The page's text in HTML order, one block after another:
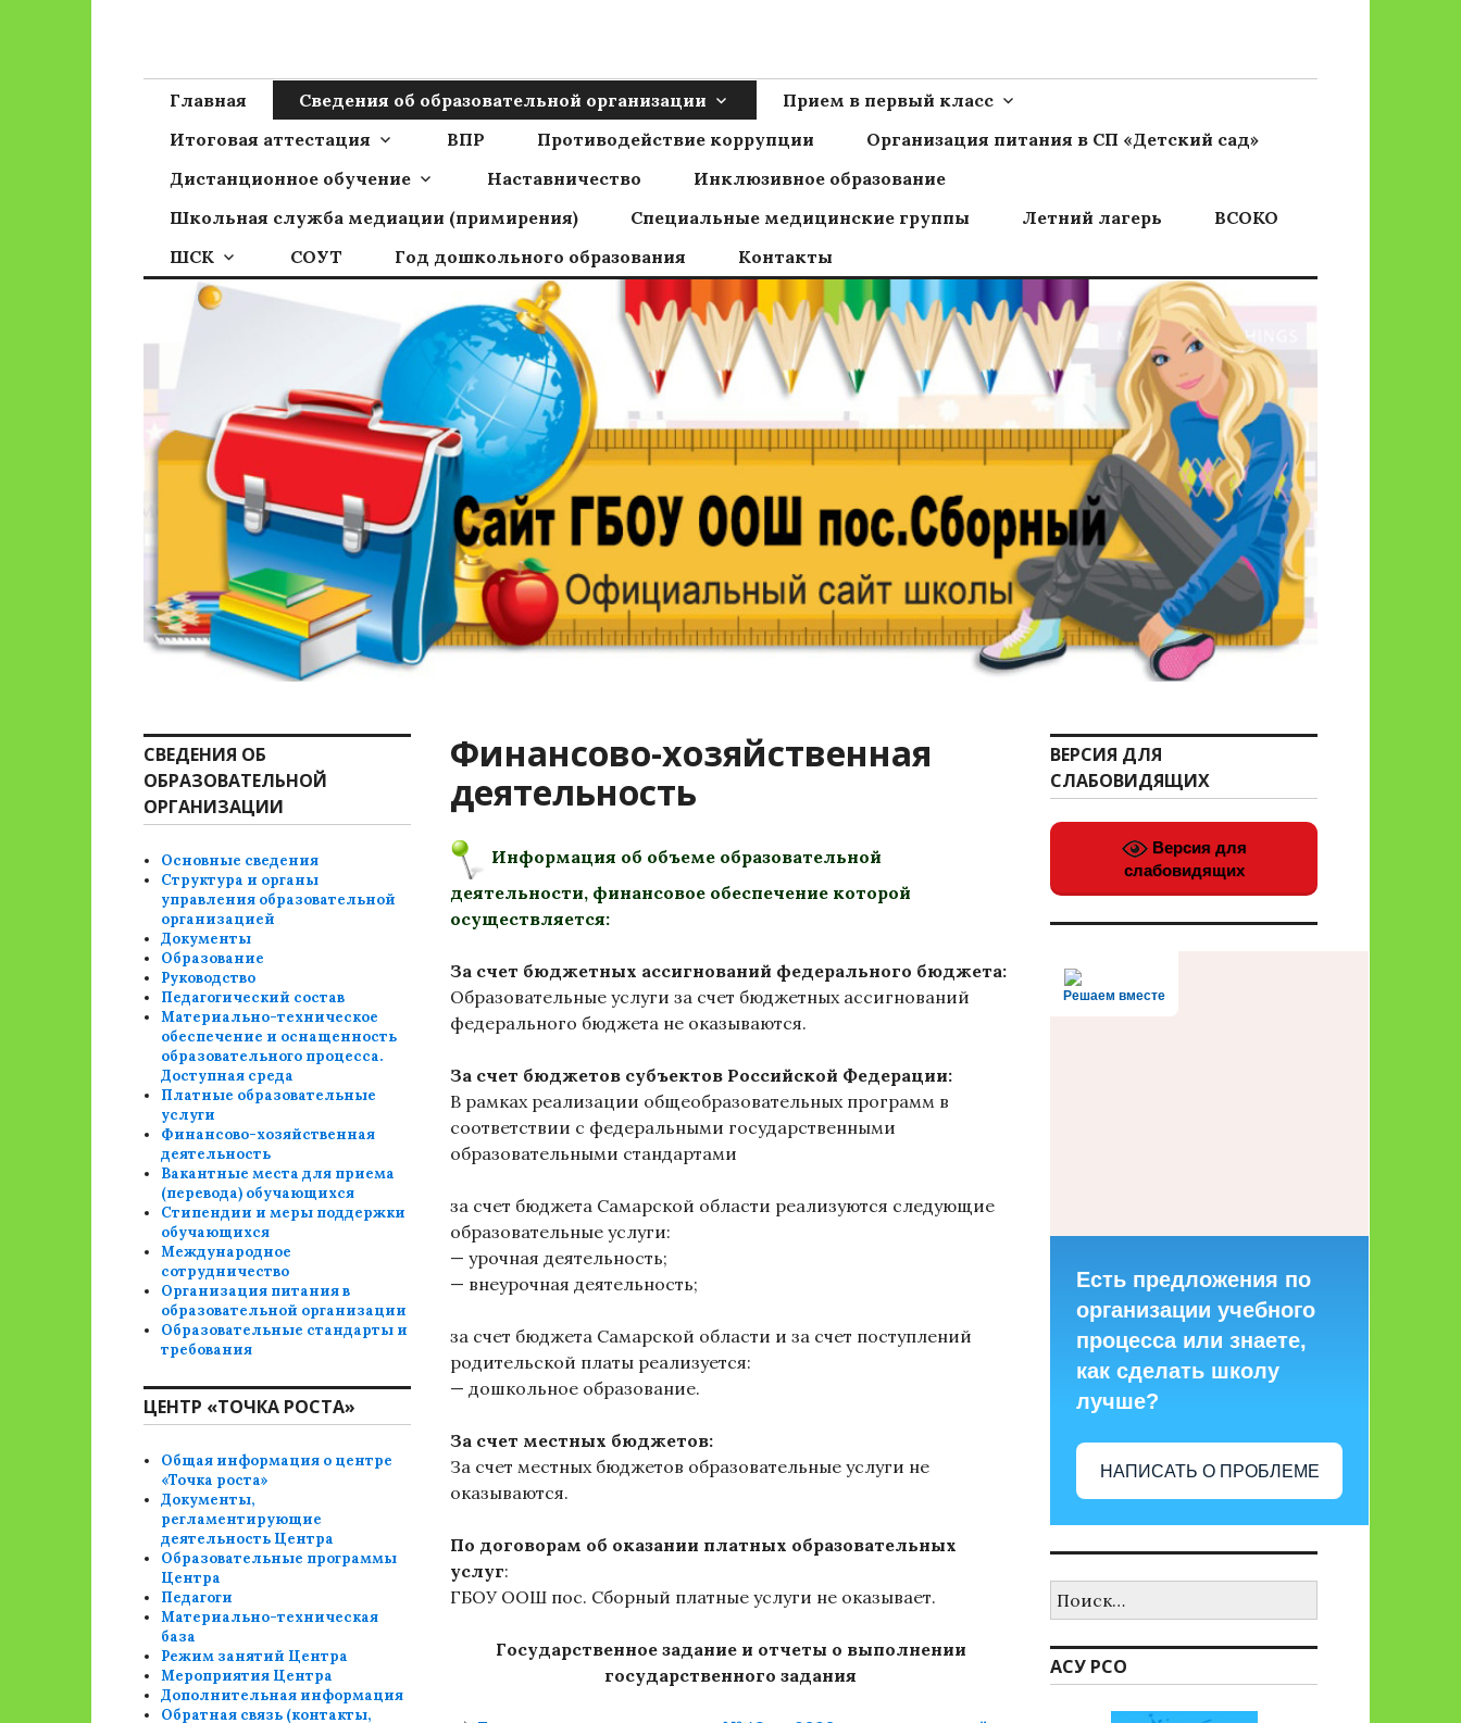
Сайт ГБОУ ООШ пос.Сборный
Главная Сведения об образовательной организации
Прием в первый класс
Итоговая аттестация
ВПР Противодействие коррупции
Организация питания в СП «Детский сад»
Дистанционное обучение
Наставничество
Инклюзивное образование
Школьная служба медиации (примирения)
Специальные медицинские группы Летний лагерь
ВСОКО
ШСК
СОУТ Год дошкольного образования Контакты
Финансово-хозяйственная
деятельность
Информация об объеме образовательной
деятельности, финансовое обеспечение которой
осуществляется:
За счет бюджетных ассигнований федерального бюджета:
Образовательные услуги за счет бюджетных ассигнований
федерального бюджета не оказываются.
За счет бюджетов субъектов Российской Федерации:
В рамках реализации общеобразовательных программ в
соответствии с федеральными государственными
образовательными стандартами
за счет бюджета Самарской области реализуются следующие
образовательные услуги:
— урочная деятельность;
— внеурочная деятельность;
за счет бюджета Самарской области и за счет поступлений
родительской платы реализуется:
— дошкольное образование.
За счет местных бюджетов:
За счет местных бюджетов образовательные услуги не
оказываются.
По договорам об оказании платных образовательных
услуг:
ГБОУ ООШ пос. Сборный платные услуги не оказывает.
Государственное задание и отчеты о выполнении
государственного задания
СВЕДЕНИЯ ОБ
ОБРАЗОВАТЕЛЬНОЙ
ОРГАНИЗАЦИИ
Основные сведения
Структура и органы
управления образовательной
организацией
Документы
Образование
Руководство
Педагогический состав
Материально-техническое
обеспечение и оснащенность
образовательного процесса.
Доступная среда
Платные образовательные
услуги
Финансово-хозяйственная
деятельность
Вакантные места для приема
(перевода) обучающихся
Стипендии и меры поддержки
обучающихся
Международное
сотрудничество
Организация питания в
образовательной организации
Образовательные стандарты и
требования
ЦЕНТР «ТОЧКА РОСТА»
Общая информация о центре
«Точка роста»
Документы,
регламентирующие
деятельность Центра
Образовательные программы
Центра
Педагоги
Материально-техническая
база
Режим занятий Центра
Мероприятия Центра
Дополнительная информация
Обратная связь (контакты,
ВЕРСИЯ ДЛЯ
СЛАБОВИДЯЩИХ
Версия для
слабовидящих
Решаем вместе
Есть предложения по
организации учебного
процесса или знаете,
как сделать школу
лучше?
НАПИСАТЬ О ПРОБЛЕМЕ
АСУ РСО